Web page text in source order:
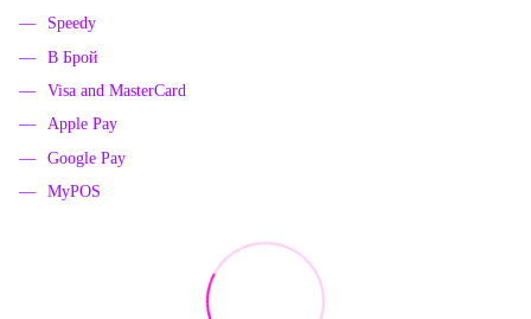
Speedy
В Брой
Visa and MasterCard
Apple Pay
Google Pay
MyPOS